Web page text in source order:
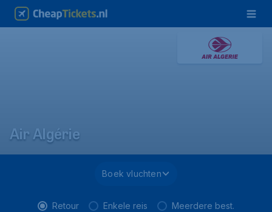
Air Algérie
Boek vluchten
Retour Enkele reis Meerdere best.